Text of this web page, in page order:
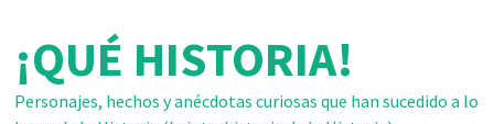
contenido
¡QUÉ HISTORIA!
Personajes, hechos y anécdotas curiosas que han sucedido a lo